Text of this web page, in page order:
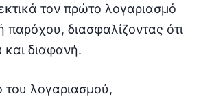
τον πρώτο λογαριασμό
παρόχου, διασφαλίζοντας ότι
και διαφανή.
του λογαριασμού,